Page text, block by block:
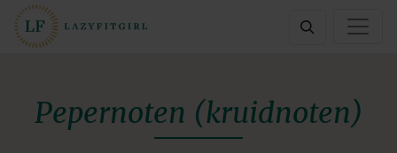
Pepernoten (kruidnoten)